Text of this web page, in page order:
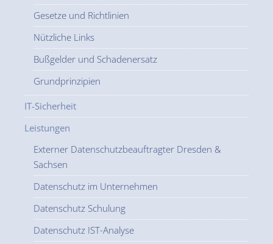
Gesetze und Richtlinien
Nützliche Links
Bußgelder und Schadenersatz
Grundprinzipien
IT-Sicherheit
Leistungen
Externer Datenschutzbeauftragter Dresden &
Sachsen
Datenschutz im Unternehmen
Datenschutz Schulung
Datenschutz IST-Analyse